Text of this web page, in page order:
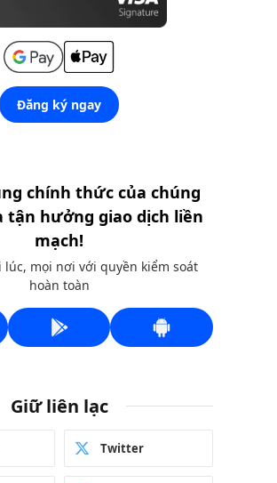
Đăng ký ngay
chính thức của chúng
tận hưởng giao dịch liền
mạch!
lúc, mọi nơi với quyền kiểm soát
hoàn toàn
Giữ liên lạc
Twitter